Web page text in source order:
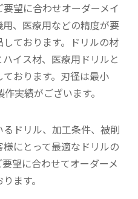
望に合わせオーダーメイ
、医療用などの精度が要
ております。ドリルの材
イス材、医療用ドリルと
おります。刃径は最小
実績がございます。
ドリル、加工条件、被削
にとって最適なドリルの
望に合わせてオーダーメ
ます。